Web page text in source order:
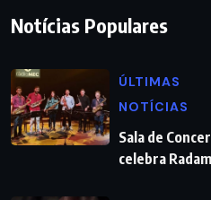
Notícias Populares
ÚLTIMAS
NOTÍCIAS
Sala de
celebra